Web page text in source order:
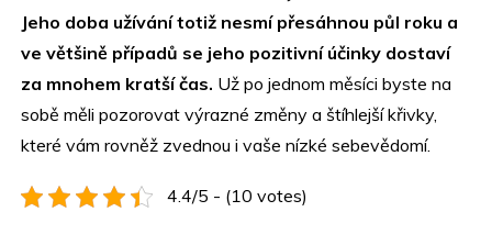
Jeho doba užívání totiž nesmí přesáhnou půl roku a
ve většině případů se jeho pozitivní účinky dostaví
za mnohem kratší čas. Už po jednom měsíci byste na
sobě měli pozorovat výrazné změny a štíhlejší křivky,
které vám rovněž zvednou i vaše nízké sebevědomí.
4.4/5 - (10 votes)